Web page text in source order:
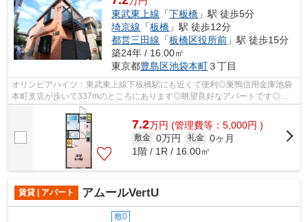
東武東上線 「下板橋 」駅 徒歩5分
埼京線 「板橋 」駅 徒歩12分
都営三田線 「板橋区役所前 」駅 徒歩15分
築24年 / 16.00㎡
東京都豊島区池袋本町３丁目
オリンピアハイツ：東武東上線下板橋駅にも近くて便利◎巣鴨信用金庫池袋
本町支店が歩いて337mのところにあります◎眺望良好なアパートです◎こ
の物件は駅から徒歩5分のアパートです◎交通...
7.2万円 (管理費等：5,000円 )
敷金 0万円 礼金 0ヶ月
1階 / 1R / 16.00㎡
賃貸 | アパート アムールVertU
敷0